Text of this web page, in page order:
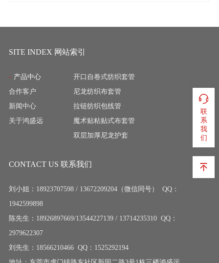
SITE INDEX 网站索引
产品中心
合作客户
新闻中心
关于鸿盛远
开口自卷式纺织套管
尼龙纺织布套管
拉链纺织包线管
魔术贴粘贴式布套管
双层加厚尼龙护套
CONTACT US 联系我们
刘小姐：18923707598 / 13672209204（微信同号） QQ：
1942599898
陈先生：18926897669/13544227139 / 13714235310 QQ：
2979622307
刘先生：18566210466 QQ：1525292194
联
系
我
们